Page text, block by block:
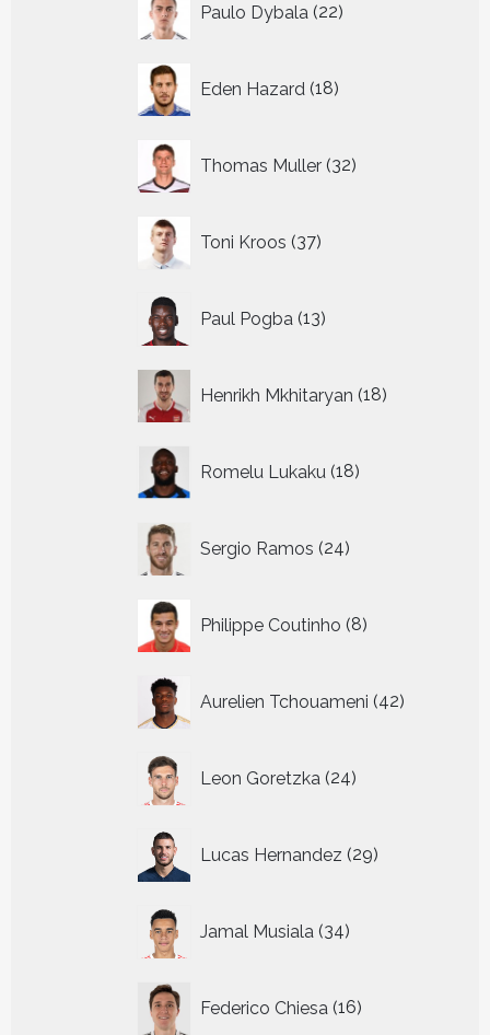
Paulo Dybala 22
producten
Eden Hazard 18
producten
Thomas Muller 32
producten
Toni Kroos 37
producten
Paul Pogba 13
producten
Henrikh Mkhitaryan 18
producten
Romelu Lukaku 18
producten
Sergio Ramos 24
producten
Philippe Coutinho 8
producten
Aurelien Tchouameni 42
producten
Leon Goretzka 24
producten
Lucas Hernandez 29
producten
Jamal Musiala 34
producten
Federico Chiesa 16
producten